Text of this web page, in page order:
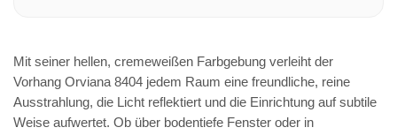
Mit seiner hellen, cremeweißen Farbgebung verleiht der
Vorhang Orviana 8404 jedem Raum eine freundliche, reine
Ausstrahlung, die Licht reflektiert und die Einrichtung auf subtile
Weise aufwertet. Ob über bodentiefe Fenster oder in